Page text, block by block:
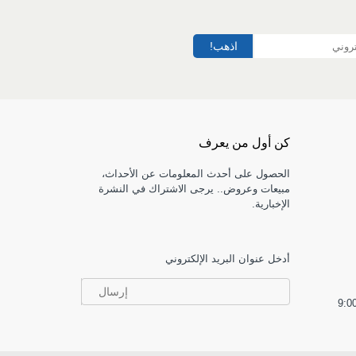
اذهب!
كن أول من يعرف
الحصول على أحدث المعلومات عن الأحداث،
مبيعات وعروض.. يرجى الاشتراك في النشرة
الإخبارية.
أدخل عنوان البريد الإلكتروني
إرسال